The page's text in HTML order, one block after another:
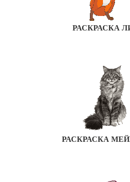
РАСКРАСКА
РАСКРАСКА